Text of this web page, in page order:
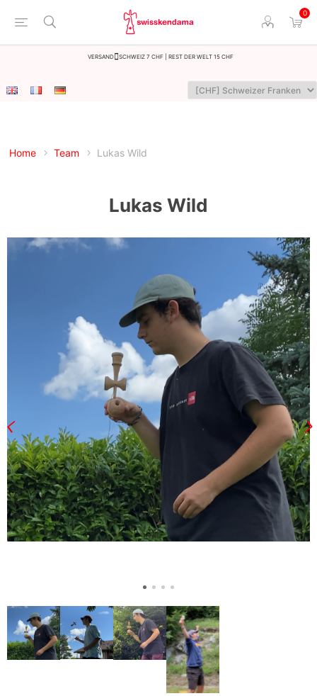
0
Versand Schweiz 7 CHF | Rest der Welt 15 CHF
Home Team Lukas Wild
Lukas Wild